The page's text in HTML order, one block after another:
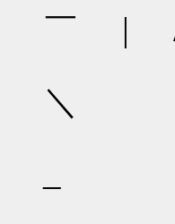
￣ |
/
＼
{
_